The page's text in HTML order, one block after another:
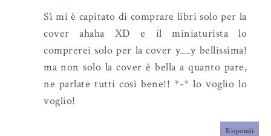
u
s
Sì mi è capitato di comprare libri solo per la
cover ahaha XD e il miniaturista lo
comprerei solo per la cover y__y bellissima!
ma non solo la cover è bella a quanto pare,
ne parlate tutti così bene!! *-* lo voglio lo
voglio!
Rispondi